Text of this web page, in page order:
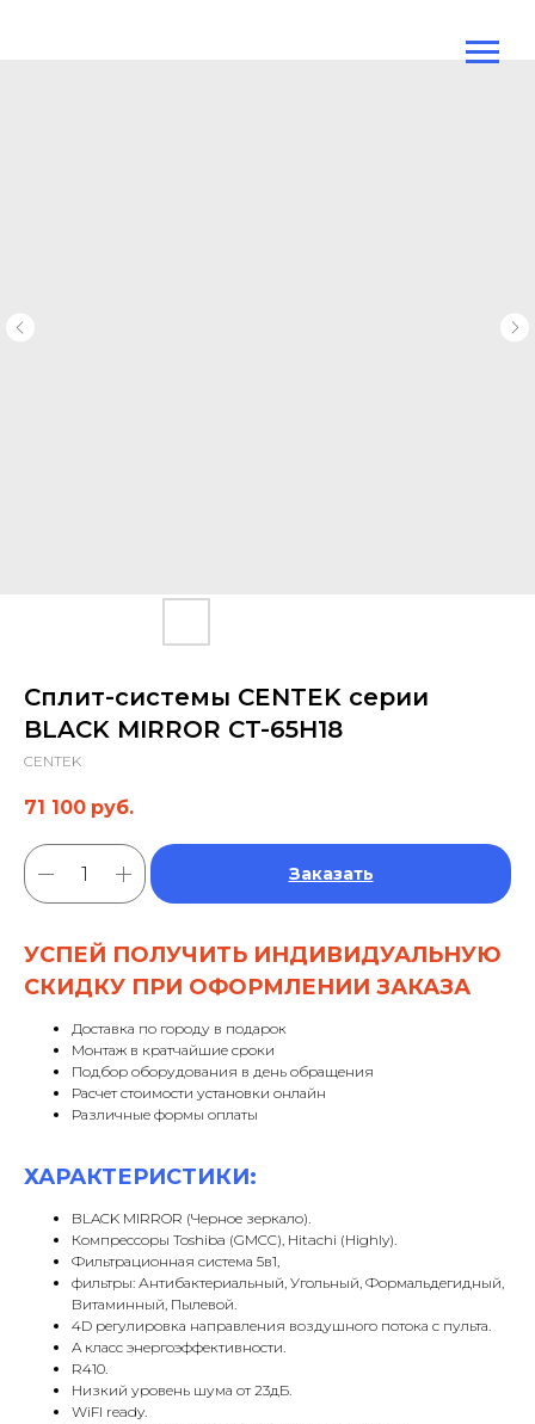
Сплит-системы CENTEK серии
BLACK MIRROR CT-65H18
CENTEK
71 100 руб.
Заказать
УСПЕЙ ПОЛУЧИТЬ ИНДИВИДУАЛЬНУЮ
СКИДКУ ПРИ ОФОРМЛЕНИИ ЗАКАЗА
Доставка по городу в подарок
Монтаж в кратчайшие сроки
Подбор оборудования в день обращения
Расчет стоимости установки онлайн
Различные формы оплаты
ХАРАКТЕРИСТИКИ:
BLACK MIRROR (Черное зеркало).
Компрессоры Toshiba (GMCC), Hitachi (Highly).
Фильтрационная система 5в1,
фильтры: Антибактериальный, Угольный, Формальдегидный,
Витаминный, Пылевой.
4D регулировка направления воздушного потока с пульта.
A класс энергоэффективности.
R410.
Низкий уровень шума от 23дБ.
WiFI ready.